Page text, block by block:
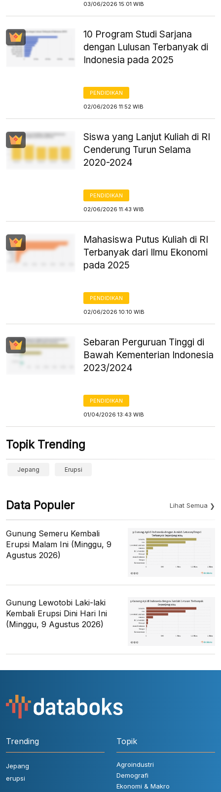
03/06/2026 15:01 WIB
10 Program Studi Sarjana
dengan Lulusan Terbanyak di
Indonesia pada 2025
PENDIDIKAN
02/06/2026 11:52 WIB
Siswa yang Lanjut Kuliah di RI
Cenderung Turun Selama
2020-2024
PENDIDIKAN
02/06/2026 11:43 WIB
Mahasiswa Putus Kuliah di RI
Terbanyak dari Ilmu Ekonomi
pada 2025
PENDIDIKAN
02/06/2026 10:10 WIB
Sebaran Perguruan Tinggi di
Bawah Kementerian Indonesia
2023/2024
PENDIDIKAN
01/04/2026 13:43 WIB
Topik Trending
Jepang Erupsi
Data Populer Lihat Semua
Gunung Semeru Kembali
Erupsi Malam Ini (Minggu, 9
Agustus 2026)
Gunung Lewotobi Laki-laki
Kembali Erupsi Dini Hari Ini
(Minggu, 9 Agustus 2026)
Trending
Jepang
erupsi
Topik
Agroindustri
Demografi
Ekonomi & Makro